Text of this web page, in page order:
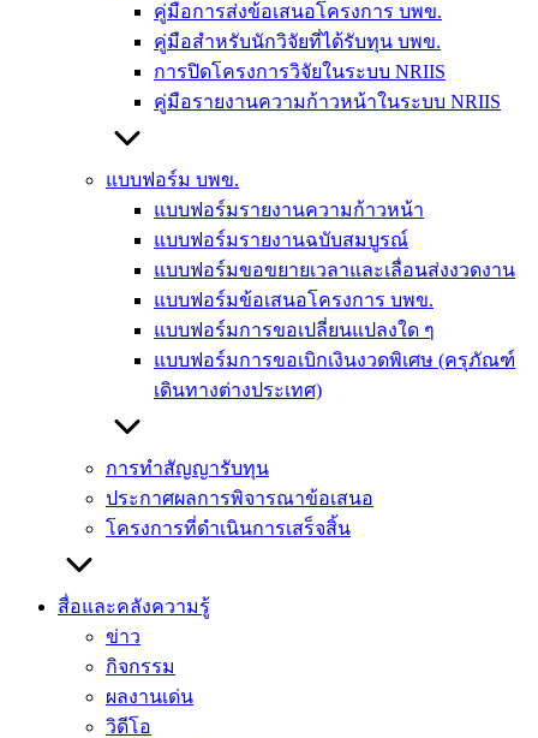
คู่มือการส่งข้อเสนอโครงการ บพข.
คู่มือสำหรับนักวิจัยที่ได้รับทุน บพข.
การปิดโครงการวิจัยในระบบ NRIIS
คู่มือรายงานความก้าวหน้าในระบบ NRIIS
แบบฟอร์ม บพข.
แบบฟอร์มรายงานความก้าวหน้า
แบบฟอร์มรายงานฉบับสมบูรณ์
แบบฟอร์มขอขยายเวลาและเลื่อนส่งงวดงาน
แบบฟอร์มข้อเสนอโครงการ บพข.
แบบฟอร์มการขอเปลี่ยนแปลงใด ๆ
แบบฟอร์มการขอเบิกเงินงวดพิเศษ (ครุภัณฑ์
เดินทางต่างประเทศ)
การทำสัญญารับทุน
ประกาศผลการพิจารณาข้อเสนอ
โครงการที่ดำเนินการเสร็จสิ้น
สื่อและคลังความรู้
ข่าว
กิจกรรม
ผลงานเด่น
วิดีโอ